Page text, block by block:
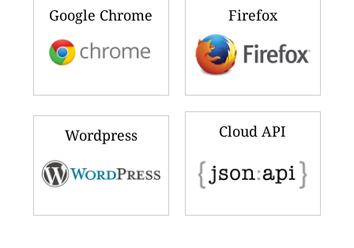
Google Chrome Firefox
Wordpress Cloud API